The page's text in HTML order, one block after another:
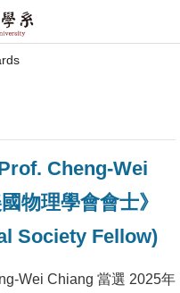
Cheng-Wei
物理學會會士》
Society Fellow)
Wei Chiang 當選 2025年